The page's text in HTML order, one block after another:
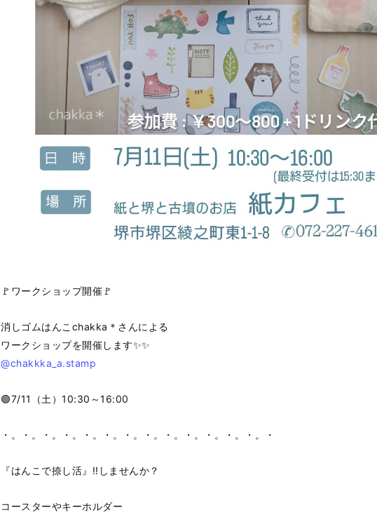
🚩ワークショップ開催🚩
消しゴムはんこchakka＊さんによる
ワークショップを開催します✨️✨️
@chakkka_a.stamp
🟢7/11（土）10:30～16:00
・。・。・。・。・。・。・。・。・。・。・。・。・。・
『はんこで捺し活』!!しませんか？
コースターやキーホルダー